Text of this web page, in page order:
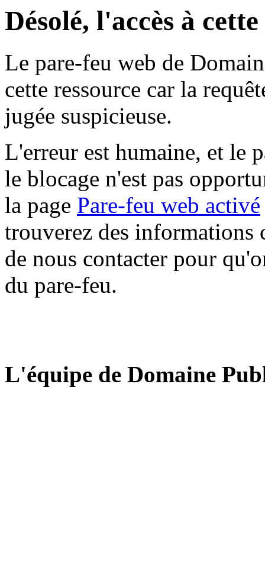
Désolé, l'accès à
Le pare-feu web de
cette ressource car la
jugée suspicieuse.
L'erreur est humaine, et le
le blocage n'est pas
la page Pare-feu web activé
trouverez des informations
de nous contacter pour
du pare-feu.
L'équipe de Domaine